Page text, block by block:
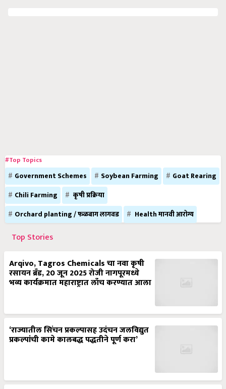
#Top Topics
Government Schemes Soybean Farming
Goat Rearing
Chili Farming
कृषी प्रक्रिया
Orchard planting / फळबाग लागवड
Health मानवी आरोग्य
Top Stories
Arqivo, Tagros Chemicals चा नवा कृषी
रसायन ब्रँड, 20 जून 2025 रोजी नागपूरमध्ये
भव्य कार्यक्रमात महाराष्ट्रात लाँच करण्यात आला
‘राज्यातील सिंचन प्रकल्पासह उदंचन जलविद्युत
प्रकल्पांची कामे कालबद्ध पद्धतीने पूर्ण करा’